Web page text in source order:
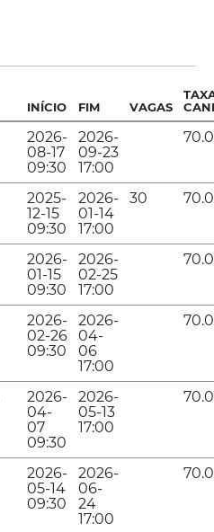
INÍCIO FIM VAGAS
2026-
08-17
09:30
2026-
09-23
17:00
2025-
12-15
09:30
2026-
01-14
17:00
30
2026-
01-15
09:30
2026-
02-25
17:00
2026-
02-26
09:30
2026-
04-
06
17:00
2026-
04-
07
09:30
2026-
05-13
17:00
2026-
05-14
09:30
2026-
06-
24
17:00